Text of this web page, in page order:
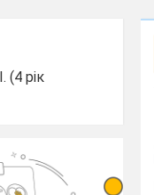
(4 рік